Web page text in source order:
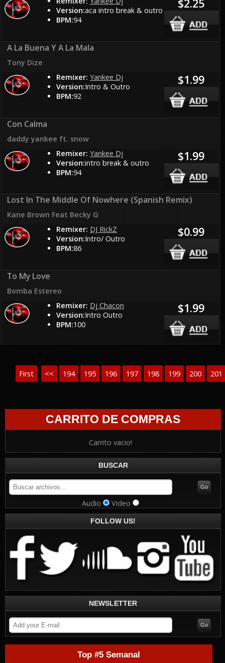
Version:aca intro break & outro
BPM:94
$2.25
A La Buena Y A La Mala
Tony Dize
Remixer: Yankee Dj
Version:Intro & Outro
BPM:92
$1.99
Con Calma
daddy yankee ft. snow
Remixer: Yankee Dj
Version:intro break & outro
BPM:94
$1.99
Lost In The Middle Of Nowhere (Spanish Remix)
Kane Brown Feat Becky G
Remixer: DJ RickZ
Version:Intro/ Outro
BPM:86
$0.99
To My Love
Bomba Estereo
Remixer: Dj Chacon
Version:Intro Outro
BPM:100
$1.99
First << 194 195 196 197 198 199 200 201
CARRITO DE COMPRAS
Carrito vacio!
BUSCAR
Audio Video
FOLLOW US!
NEWSLETTER
Top #5 Semanal